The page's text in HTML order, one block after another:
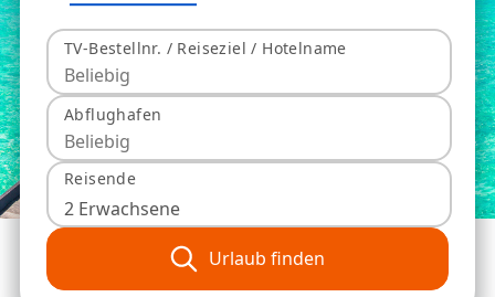
TV-Bestellnr. / Reiseziel / Hotelname
Abflughafen
Reisende
2 Erwachsene
Urlaub finden